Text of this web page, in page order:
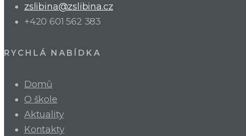
zslibina@zslibina.cz
+420 601 562 383
RYCHLÁ NABÍDKA
Domů
O škole
Aktuality
Kontakty